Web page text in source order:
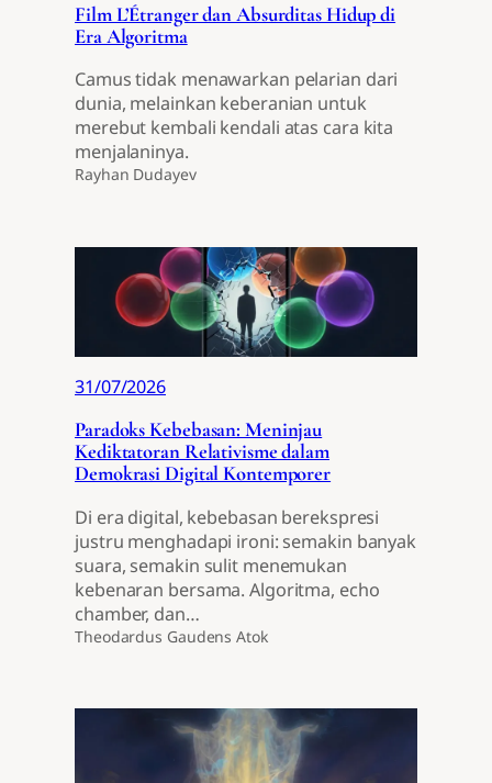
Film L’Étranger dan Absurditas Hidup di
Era Algoritma
Camus tidak menawarkan pelarian dari
dunia, melainkan keberanian untuk
merebut kembali kendali atas cara kita
menjalaninya.
Rayhan Dudayev
31/07/2026
Paradoks Kebebasan: Meninjau
Kediktatoran Relativisme dalam
Demokrasi Digital Kontemporer
Di era digital, kebebasan berekspresi
justru menghadapi ironi: semakin banyak
suara, semakin sulit menemukan
kebenaran bersama. Algoritma, echo
chamber, dan…
Theodardus Gaudens Atok